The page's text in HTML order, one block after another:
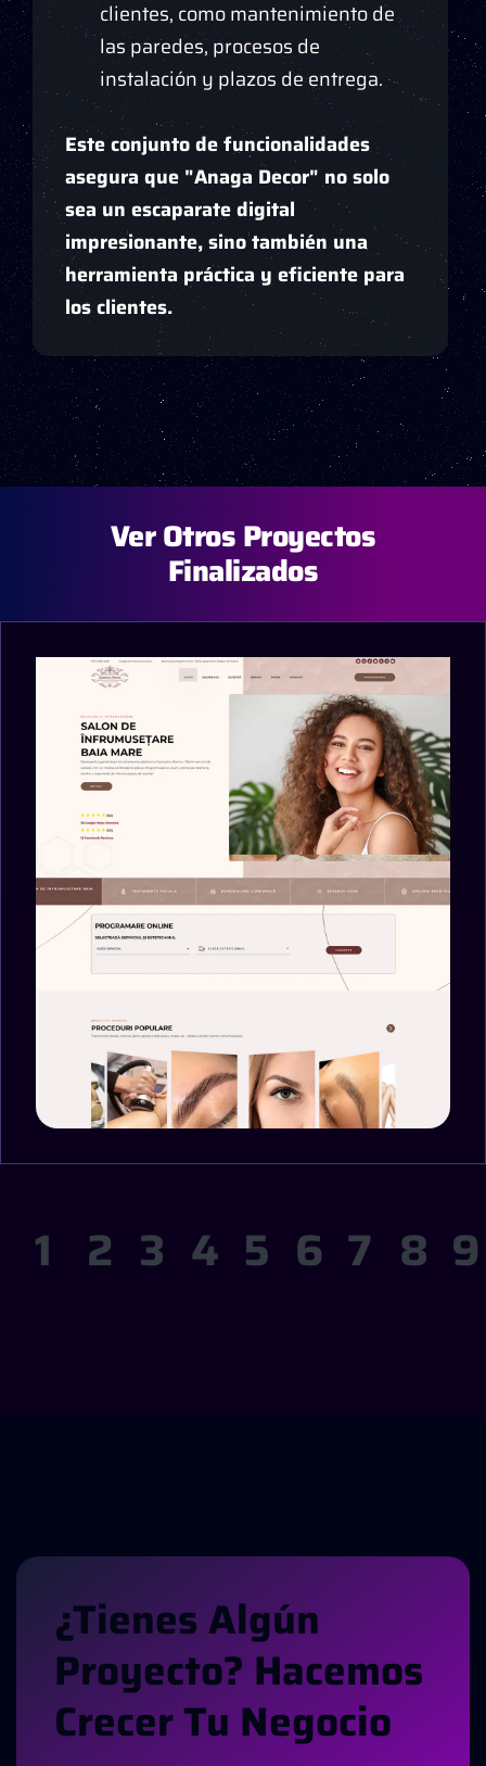
clientes, como mantenimiento de
las paredes, procesos de
instalación y plazos de entrega.
Este conjunto de funcionalidades
asegura que "Anaga Decor" no solo
sea un escaparate digital
impresionante, sino también una
herramienta práctica y eficiente para
los clientes.
Ver Otros Proyectos
Finalizados
1 2 3 4 5 6 7 8 9
¿TIENESALGÚN
PROYECTO? HACEMOS
CRECERTU NEGOCIO